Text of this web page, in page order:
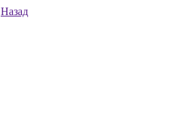
Назад